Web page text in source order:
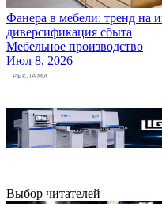
Фанера в мебели: тренд на
диверсификация сбыта
Мебельное производство
Июл 8, 2026
РЕКЛАМА
Выбор читателей